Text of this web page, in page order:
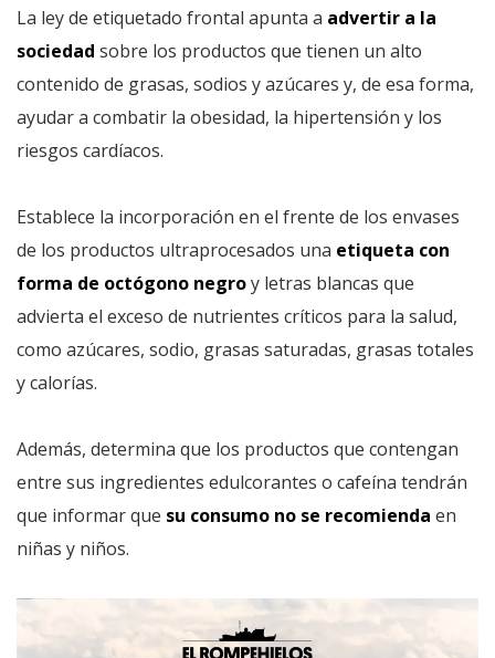
La ley de etiquetado frontal apunta a advertir a la
sociedad sobre los productos que tienen un alto
contenido de grasas, sodios y azúcares y, de esa forma,
ayudar a combatir la obesidad, la hipertensión y los
riesgos cardíacos.
Establece la incorporación en el frente de los envases
de los productos ultraprocesados una etiqueta con
forma de octógono negroy letras blancas que
advierta el exceso de nutrientes críticos para la salud,
como azúcares, sodio, grasas saturadas, grasas totales
y calorías.
Además, determina que los productos que contengan
entre sus ingredientes edulcorantes o cafeína tendrán
que informar que su consumo no se recomienda en
niñas y niños.